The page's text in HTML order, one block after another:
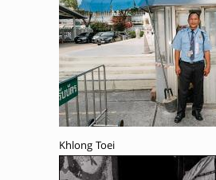
Khlong Toei